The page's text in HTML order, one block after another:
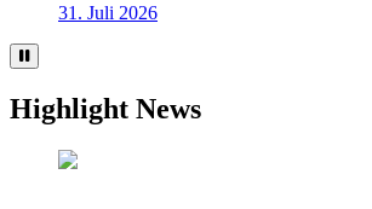
31. Juli 2026
Highlight News